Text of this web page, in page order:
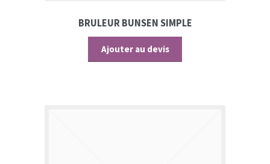
BRULEUR BUNSEN SIMPLE
Ajouter au devis